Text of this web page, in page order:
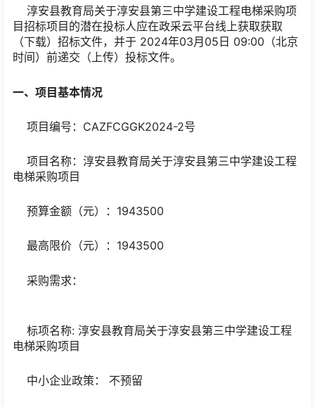
淳安县教育局关于淳安县第三中学建设工程电梯采购项
目招标项目的潜在投标人应在政采云平台线上获取获取
（下载）招标文件，并于 2024年03月05日 09:00（北京
时间）前递交（上传）投标文件。
一、项目基本情况
项目编号：CAZFCGGK2024-2号
项目名称：淳安县教育局关于淳安县第三中学建设工程
电梯采购项目
预算金额（元）：1943500
最高限价（元）：1943500
采购需求：
标项名称: 淳安县教育局关于淳安县第三中学建设工程
电梯采购项目
中小企业政策： 不预留